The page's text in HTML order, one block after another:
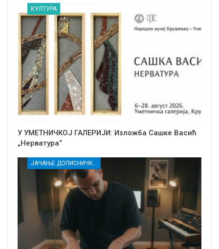
КУЛТУРА
У УМЕТНИЧКОЈ ГАЛЕРИЈИ: Изложба Сашке Васић
„Нерватура“
ЈАЧАЊЕ ДОПИСНИЧКЕ МРЕЖЕ НЕЗАВИСНИХ МЕДИЈА У РАСИНСКОМ ОКРУГУ